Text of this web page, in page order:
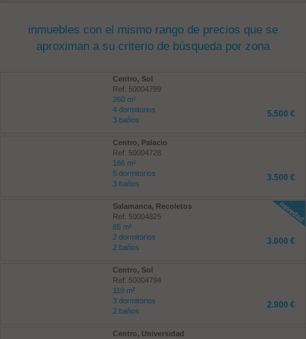
inmuebles con el mismo rango de precios que se
aproximan a su criterio de búsqueda por zona
Centro, Sol
Ref: 50004799
260 m²
4 dormitorios
3 baños
5.500 €
Centro, Palacio
Ref: 50004728
186 m²
5 dormitorios
3 baños
3.500 €
Salamanca, Recoletos
Ref: 50004825
85 m²
2 dormitorios
2 baños
3.000 €
Centro, Sol
Ref: 50004794
119 m²
3 dormitorios
2 baños
2.900 €
Centro, Universidad